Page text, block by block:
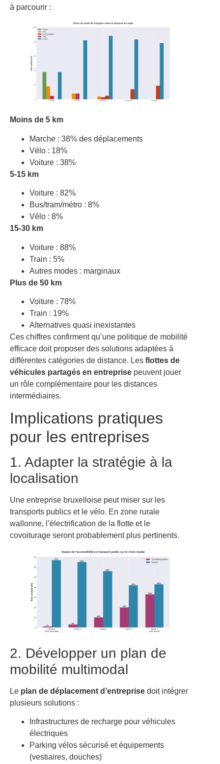
à parcourir :
Moins de 5 km
Marche : 38% des déplacements
Vélo : 18%
Voiture : 38%
5-15 km
Voiture : 82%
Bus/tram/métro : 8%
Vélo : 8%
15-30 km
Voiture : 88%
Train : 5%
Autres modes : marginaux
Plus de 50 km
Voiture : 78%
Train : 19%
Alternatives quasi inexistantes
Ces chiffres confirment qu’une politique de mobilité
efficace doit proposer des solutions adaptées à
différentes catégories de distance. Les flottes de
véhicules partagés en entreprise peuvent jouer
un rôle complémentaire pour les distances
intermédiaires.
Implications pratiques
pour les entreprises
1. Adapter la stratégie à la
localisation
Une entreprise bruxelloise peut miser sur les
transports publics et le vélo. En zone rurale
wallonne, l’électrification de la flotte et le
covoiturage seront probablement plus pertinents.
2. Développer un plan de
mobilité multimodal
Le plan de déplacement d’entreprise doit intégrer
plusieurs solutions :
Infrastructures de recharge pour véhicules
électriques
Parking vélos sécurisé et équipements
(vestiaires, douches)